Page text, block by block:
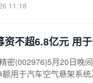
11:18
不超6.8亿元 用
密(002976)5月20日晚
用于汽车空气悬架系